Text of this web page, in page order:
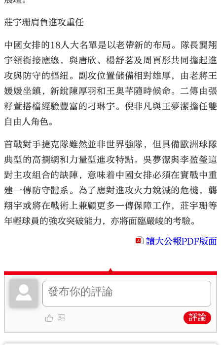
莊宇珊肩負進攻重任
中國女排的18人大名單是以老帶新的布局。隊長龔翔
宇領銜接應線，與唐欣、楊舒茗及周頁彤共同擔起進
攻與防守的樞紐。副攻位置儲備相對雄厚，由老將王
媛媛坐鎮，新銳陳厚羽和王奧芊隨時候命。二傳由張
籽萱搭檔經驗豐富的刁琳宇。倪非凡與王夢潔擔任雙
自由人角色。
首戰對手捷克隊雖然並非世界強隊，但具備歐洲球隊
典型的高攔網和力量型進攻特點。吳夢潔與李盈瑩這
對主攻組合的缺陣，意味着中國女排必須在實戰中重
建一傳防守體系。為了應對進攻火力銳減的危機，龔
翔宇或將在戰術上兼顧更多一傳保障工作，莊宇珊等
年輕球員的強攻突破能力，亦將面臨嚴峻的考驗。
讀大公報PDF版面
評論